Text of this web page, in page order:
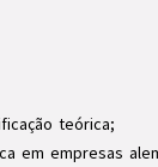
teórica;
em empresas